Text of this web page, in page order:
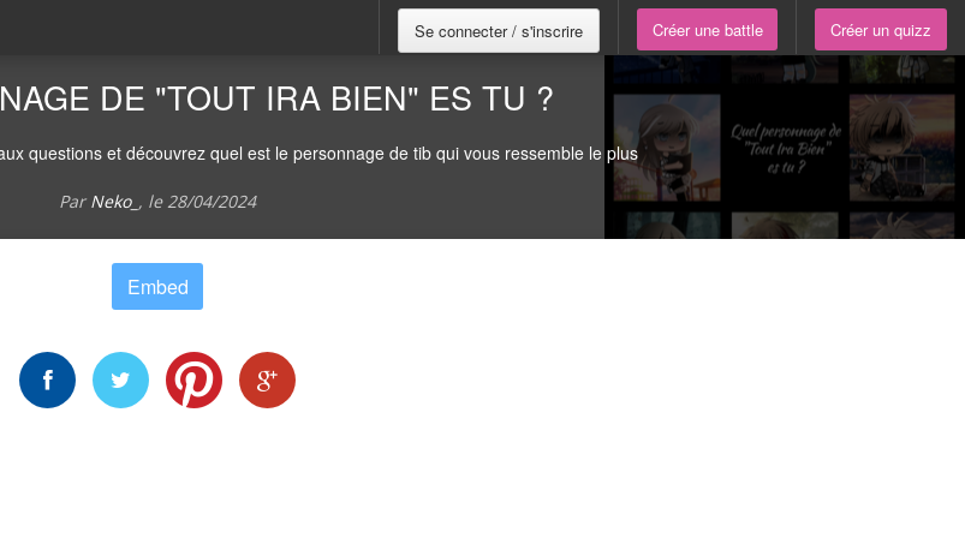
Se connecter / s'inscrire Créer une battle Créer un quizz
DE "TOUT IRA BIEN" ES TU ?
questions et découvrez quel est le personnage de tib qui vous ressemble le plus
Par Neko_ , le28/04/2024
Embed